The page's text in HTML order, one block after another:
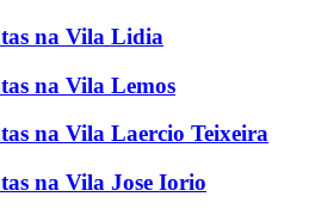
na Vila Lidia
na Vila Lemos
na Vila Laercio Teixeira
na Vila Jose Iorio